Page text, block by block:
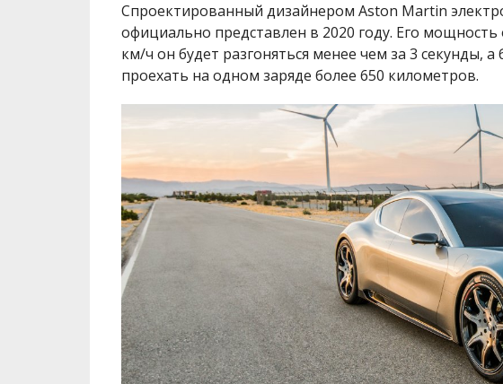
Спроектированный дизайнером Aston Martin
официально представлен в 2020 году. Его мощность
км/ч он будет разгоняться менее чем за 3 секунды,
проехать на одном заряде более 650 километров.